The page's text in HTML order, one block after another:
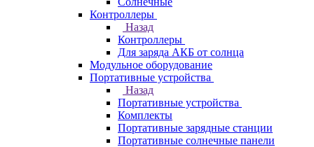
Контроллеры
Назад
Контроллеры
Для заряда АКБ от солнца
Модульное оборудование
Портативные устройства
Назад
Портативные устройства
Комплекты
Портативные зарядные станции
Портативные солнечные панели